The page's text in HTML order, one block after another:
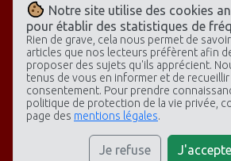
Notre site utilise des cookies
pour établir des statistiques de
Rien de grave, cela nous permet de
articles que nos lecteurs préfèrent afin
proposer des sujets qu'ils apprécient.
tenus de vous en informer et de
consentement. Pour prendre
politique de protection de la vie privée,
page des mentions légales.
Je refuse J'accepte
privés, des rencontres avec des
voyages à la découverte des plus grandes
Rubriques
Opéras
Concerts
Discographies
Archives
Spectacles
Discographies